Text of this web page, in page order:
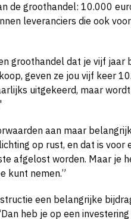
de groothandel: 10.000
leveranciers die ook
groothandel dat je vijf jaar
geven ze jou vijf keer
uitgekeerd, maar
aan maar
op rust, en dat is voor
afgelost worden. Maar je
kunt nemen.”
een belangrijke
heb je op een